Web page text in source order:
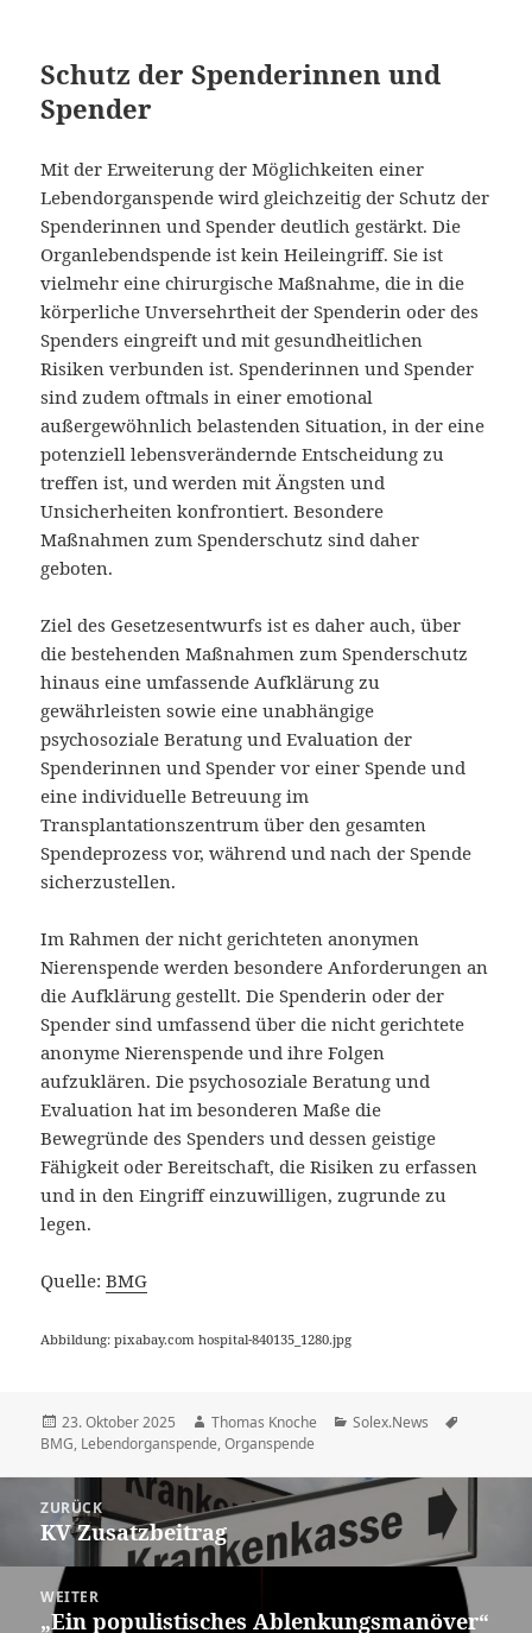
Schutz der Spenderinnen und
Spender
Mit der Erweiterung der Möglichkeiten einer
Lebendorganspende wird gleichzeitig der Schutz der
Spenderinnen und Spender deutlich gestärkt. Die
Organlebendspende ist kein Heileingriff. Sie ist
vielmehr eine chirurgische Maßnahme, die in die
körperliche Unversehrtheit der Spenderin oder des
Spenders eingreift und mit gesundheitlichen
Risiken verbunden ist. Spenderinnen und Spender
sind zudem oftmals in einer emotional
außergewöhnlich belastenden Situation, in der eine
potenziell lebensverändernde Entscheidung zu
treffen ist, und werden mit Ängsten und
Unsicherheiten konfrontiert. Besondere
Maßnahmen zum Spenderschutz sind daher
geboten.
Ziel des Gesetzesentwurfs ist es daher auch, über
die bestehenden Maßnahmen zum Spenderschutz
hinaus eine umfassende Aufklärung zu
gewährleisten sowie eine unabhängige
psychosoziale Beratung und Evaluation der
Spenderinnen und Spender vor einer Spende und
eine individuelle Betreuung im
Transplantationszentrum über den gesamten
Spendeprozess vor, während und nach der Spende
sicherzustellen.
Im Rahmen der nicht gerichteten anonymen
Nierenspende werden besondere Anforderungen an
die Aufklärung gestellt. Die Spenderin oder der
Spender sind umfassend über die nicht gerichtete
anonyme Nierenspende und ihre Folgen
aufzuklären. Die psychosoziale Beratung und
Evaluation hat im besonderen Maße die
Bewegründe des Spenders und dessen geistige
Fähigkeit oder Bereitschaft, die Risiken zu erfassen
und in den Eingriff einzuwilligen, zugrunde zu
legen.
Quelle:BMG
Abbildung: pixabay.com hospital-840135_1280.jpg
Veröffentlicht
am
23. Oktober 2025 Autor
Thomas Knoche Kategorien
Solex.News
BMG, Lebendorganspende,Organspende
Beitragsnavigation
ZURÜCK
Vorheriger
KV Zusatzbeitrag
WEITER
Nächster
„Ein populistisches Ablenkungsmanöver“